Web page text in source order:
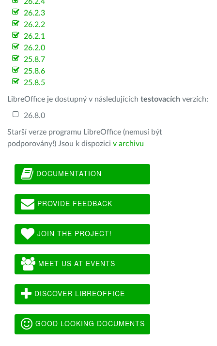
26.2.3
26.2.2
26.2.1
26.2.0
25.8.7
25.8.6
25.8.5
LibreOffice je dostupný v následujících testovacích verzích:
26.8.0
Starší verze programu LibreOffice (nemusí být
podporovány!) Jsou k dispozici v archivu
DOCUMENTATION
PROVIDE FEEDBACK
JOIN THE PROJECT!
MEET US AT EVENTS
DISCOVER LIBREOFFICE
GOOD LOOKING DOCUMENTS